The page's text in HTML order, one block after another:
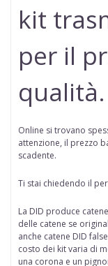
kit
per il
qualità.
Online si trovano
attenzione, il prezzo
scadente.
Ti stai chiedendo il
La DID produce
delle catene se
anche catene DID
costo dei kit varia di
una corona e un